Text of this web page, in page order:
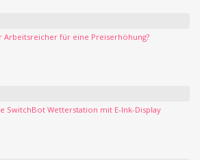
Arbeitsreicher für eine Preiserhöhung?
SwitchBot Wetterstation mit E-Ink-Display